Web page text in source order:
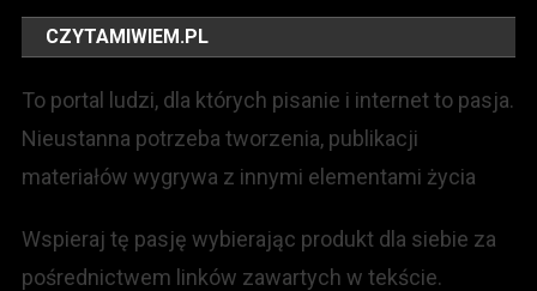
CZYTAMIWIEM.PL
To portal ludzi, dla których pisanie i internet to pasja.
Nieustanna potrzeba tworzenia, publikacji
materiałów wygrywa z innymi elementami życia
Wspieraj tę pasję wybierając produkt dla siebie za
pośrednictwem linków zawartych w tekście.